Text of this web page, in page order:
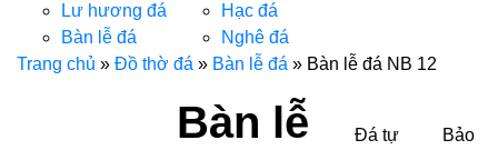
Lư hương đá
Bàn lễ đá
Hạc đá
Nghê đá
Trang chủ » Đồ thờ đá » Bàn lễ đá » Bàn lễ đá NB 12
Bàn lễ
Đá tự
Bảo